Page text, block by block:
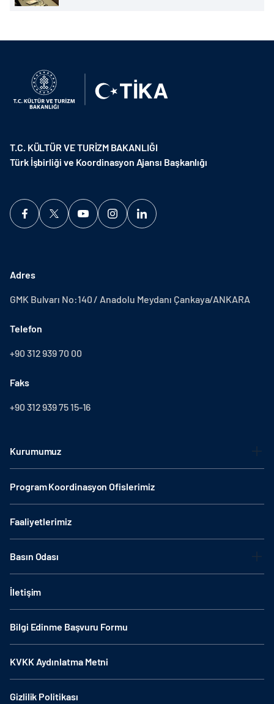
T.C. KÜLTÜR VE TURİZM BAKANLIĞI
Türk İşbirliği ve Koordinasyon Ajansı Başkanlığı
Adres
GMK Bulvarı No:140 / Anadolu Meydanı Çankaya/ANKARA
Telefon
+90 312 939 70 00
Faks
+90 312 939 75 15-16
Kurumumuz
Program Koordinasyon Ofislerimiz
Faaliyetlerimiz
Basın Odası
İletişim
Bilgi Edinme Başvuru Formu
KVKK Aydınlatma Metni
Gizlilik Politikası